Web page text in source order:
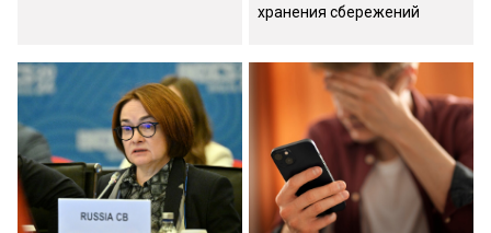
хранения сбережений